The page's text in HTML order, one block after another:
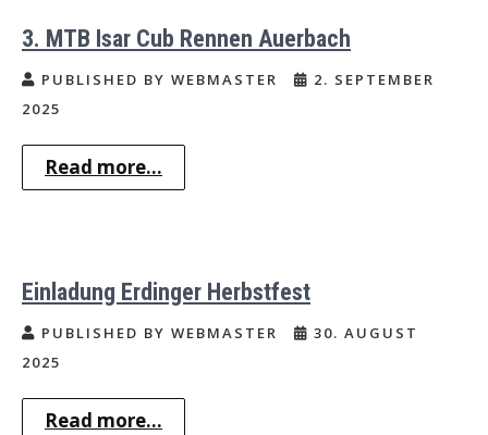
3. MTB Isar Cub Rennen Auerbach
PUBLISHED BY WEBMASTER
2. SEPTEMBER
2025
Read more...
Einladung Erdinger Herbstfest
PUBLISHED BY WEBMASTER
30. AUGUST
2025
Read more...